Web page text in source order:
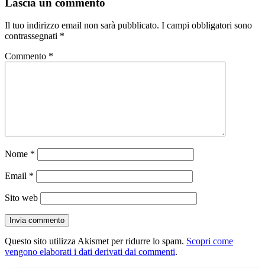
Il tuo indirizzo email non sarà pubblicato. I campi obbligatori sono
contrassegnati *
Commento *
Nome *
Email *
Sito web
Questo sito utilizza Akismet per ridurre lo spam. Scopri come
vengono elaborati i dati derivati dai commenti.